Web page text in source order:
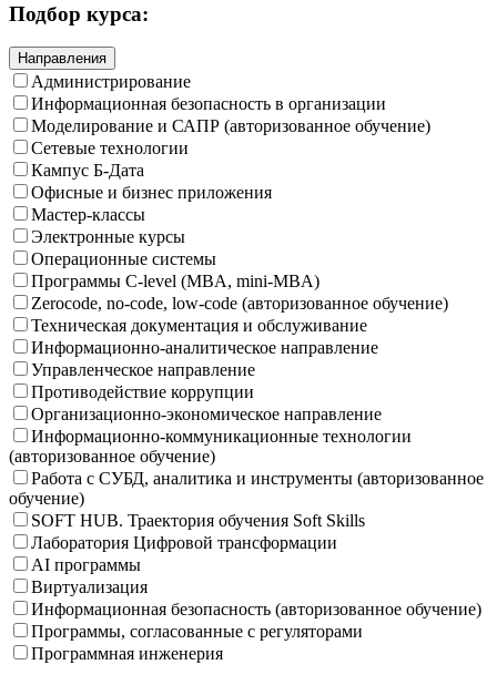
Подбор курса:
Направления
Администрирование
Информационная безопасность в организации
Моделирование и САПР (авторизованное обучение)
Сетевые технологии
Кампус Б-Дата
Офисные и бизнес приложения
Мастер-классы
Электронные курсы
Операционные системы
Программы C-level (MBA, mini-MBA)
Zerocode, no-code, low-code (авторизованное обучение)
Техническая документация и обслуживание
Информационно-аналитическое направление
Управленческое направление
Противодействие коррупции
Организационно-экономическое направление
Информационно-коммуникационные технологии
(авторизованное обучение)
Работа с СУБД, аналитика и инструменты (авторизованное
обучение)
SOFT HUB. Траектория обучения Soft Skills
Лаборатория Цифровой трансформации
AI программы
Виртуализация
Информационная безопасность (авторизованное обучение)
Программы, согласованные с регуляторами
Программная инженерия